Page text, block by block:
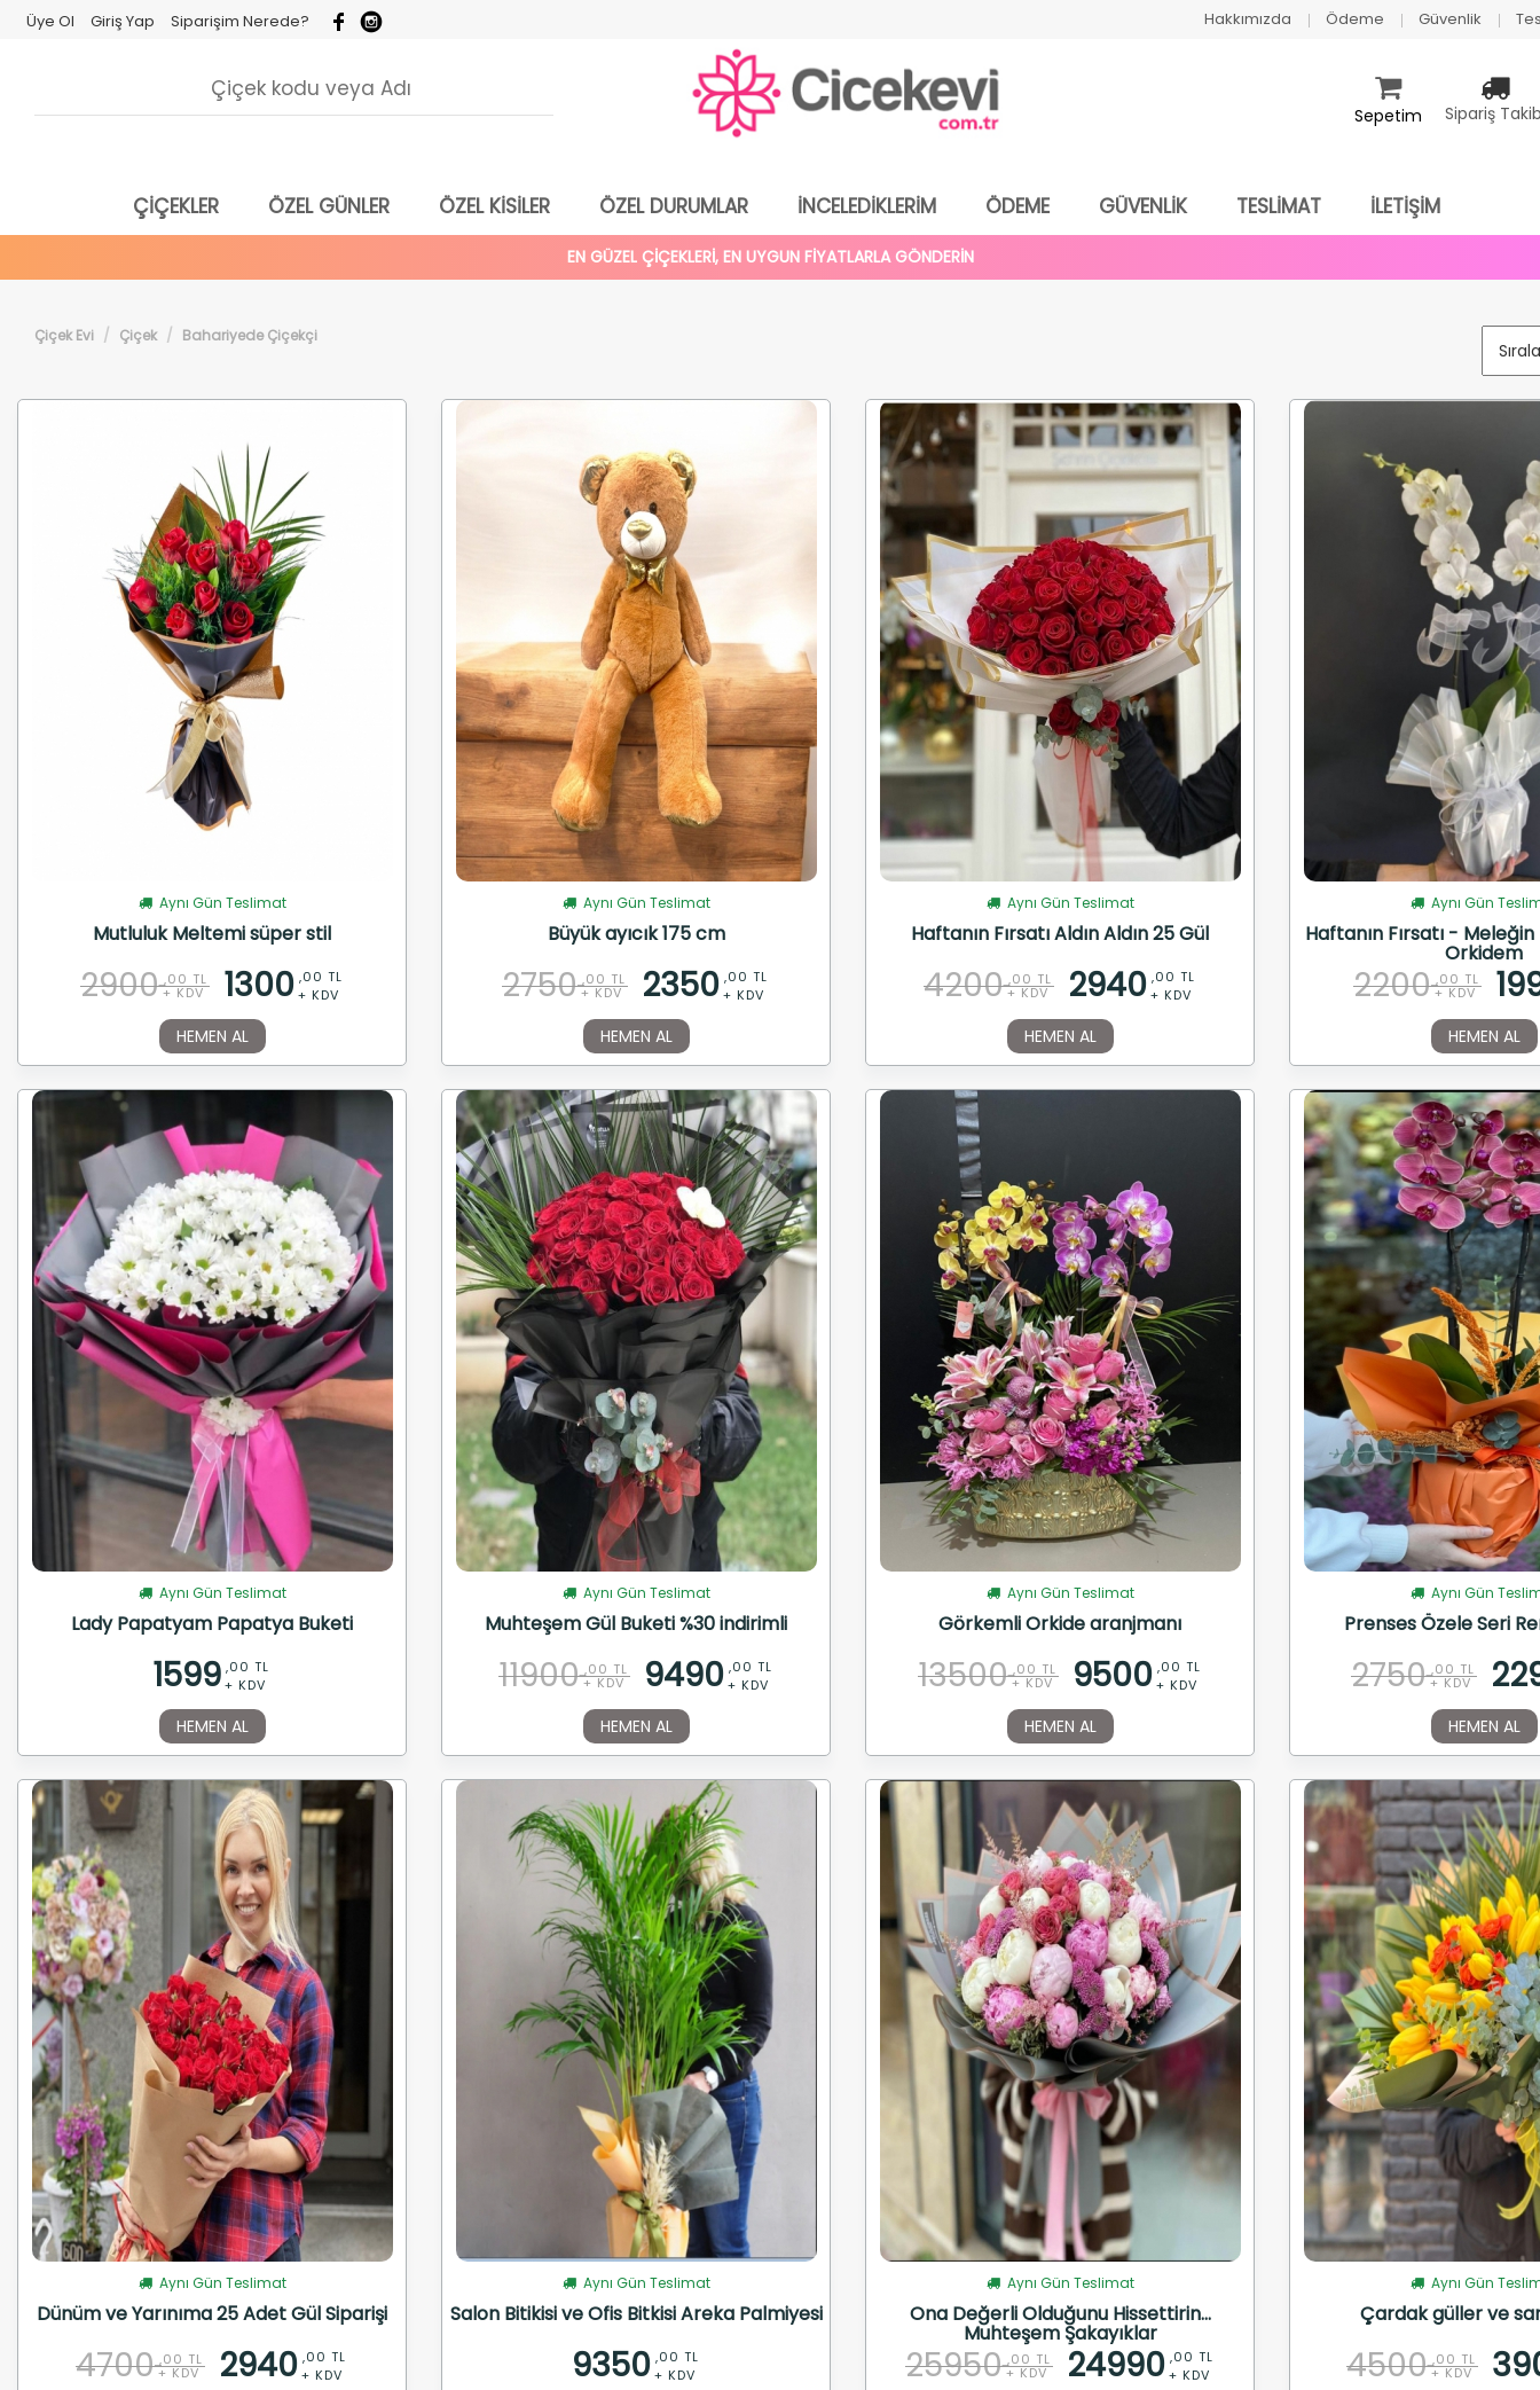
Üye Ol Giriş Yap Siparişim Nerede? Hakkımızda Ödeme Güvenlik
Sipariş
Sepetim
ÇİÇEKLER ÖZEL GÜNLER ÖZEL KİSİLER ÖZEL DURUMLAR İNCELEDİKLERİM ÖDEME GÜVENLİK TESLİMAT İLETİŞİM
EN GÜZEL ÇİÇEKLERİ, EN UYGUN FİYATLARLA GÖNDERİN
Çiçek Evi Çiçek Bahariyede Çiçekçi
Aynı Gün Teslimat
Mutluluk Meltemi süper stil
2900 ,00 TL
+ KDV 1300 ,00 TL
+ KDV
HEMEN AL
Aynı Gün Teslimat
Büyük ayıcık 175 cm
2750 ,00 TL
+ KDV 2350 ,00 TL
+ KDV
HEMEN AL
Aynı Gün Teslimat
Haftanın Fırsatı Aldın Aldın 25 Gül
4200 ,00 TL
+ KDV 2940 ,00 TL
+ KDV
HEMEN AL
Aynı Gün
Haftanın Fırsatı - Meleğin
Orkidem
2200 ,00 TL
+ KDV
HEMEN AL
Aynı Gün Teslimat
Lady Papatyam Papatya Buketi
1599 ,00 TL
+ KDV
HEMEN AL
Aynı Gün Teslimat
Muhteşem Gül Buketi %30 indirimli
11900 ,00 TL
+ KDV 9490 ,00 TL
+ KDV
HEMEN AL
Aynı Gün Teslimat
Görkemli Orkide aranjmanı
13500 ,00 TL
+ KDV 9500 ,00 TL
+ KDV
HEMEN AL
Aynı Gün
Prenses Özele Seri
2750 ,00 TL
+ KDV
HEMEN AL
Aynı Gün Teslimat
Dünüm ve Yarınıma 25 Adet Gül Siparişi
4700 ,00 TL
+ KDV 2940 ,00 TL
+ KDV
Aynı Gün Teslimat
Salon Bitikisi ve Ofis Bitkisi Areka Palmiyesi
9350 ,00 TL
+ KDV
Aynı Gün Teslimat
Ona Değerli Olduğunu Hissettirin...
Muhteşem Şakayıklar
25950 ,00 TL
+ KDV 24990 ,00 TL
+ KDV
Aynı Gün
Çardak güller ve
4500 ,00 TL
+ KDV